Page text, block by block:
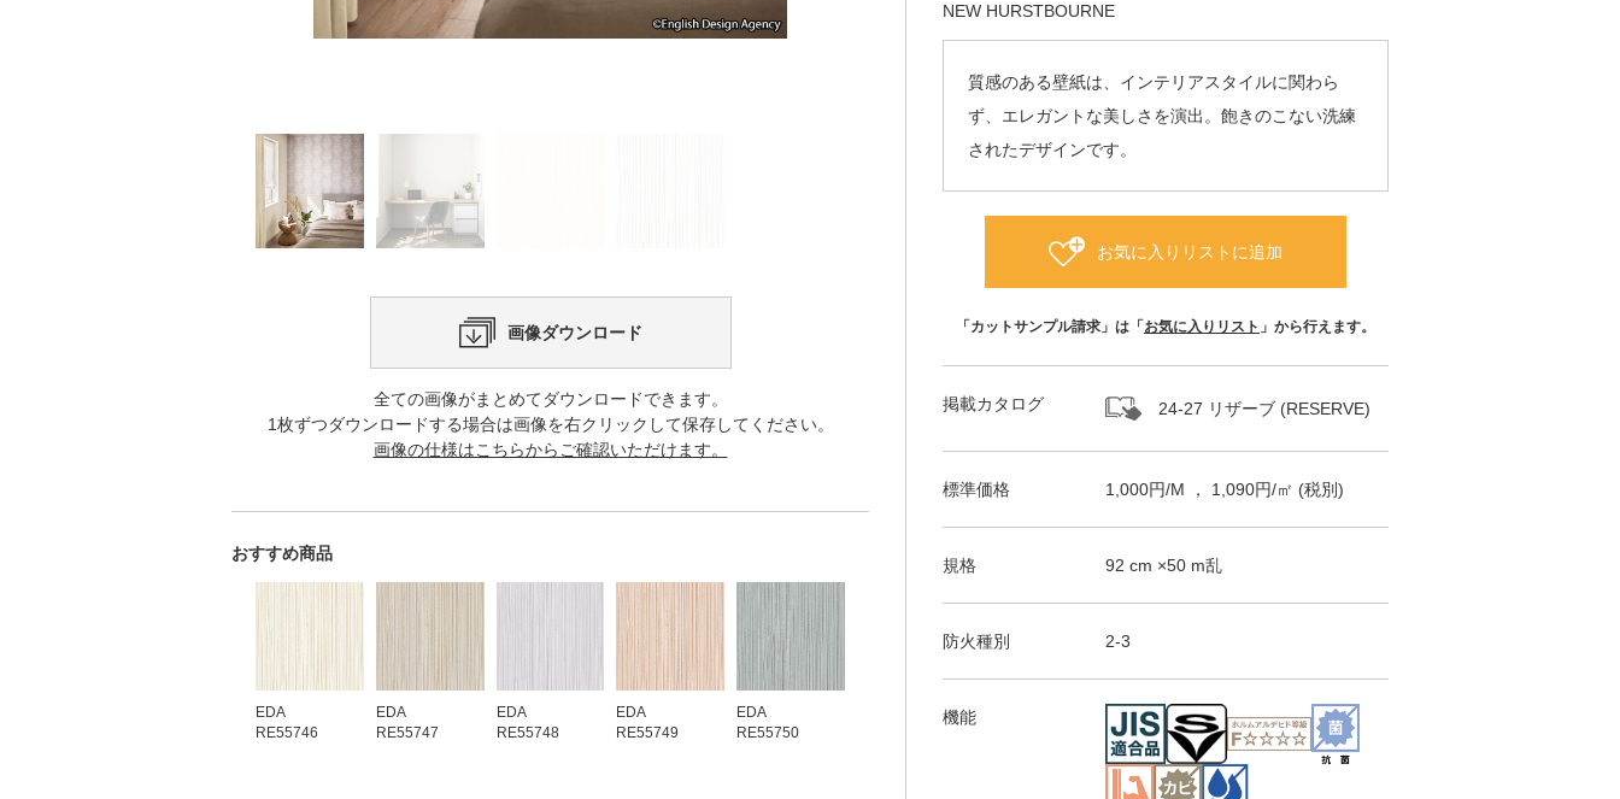
画像ダウンロード
全ての画像がまとめてダウンロードできます。
1枚ずつダウンロードする場合は画像を右クリックして保存してください。
画像の仕様はこちらからご確認いただけます。
おすすめ商品
EDA
RE55746
EDA
RE55747
EDA
RE55748
EDA
RE55749
EDA
RE55750
NEW HURSTBOURNE
質感のある壁紙は、インテリアスタイルに関わら
ず、エレガントな美しさを演出。飽きのこない洗練
されたデザインです。
お気に入りリストに追加
「カットサンプル請求」は「 お気に入りリスト 」から行えます。
掲載カタログ 24-27 リザーブ (RESERVE)
標準価格 1,000円/M ， 1,090円/㎡ (税別)
規格 92 cm ×50 m乱
防火種別 2-3
機能